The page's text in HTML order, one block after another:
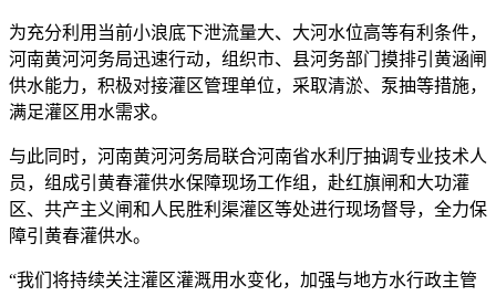
为充分利用当前小浪底下泄流量大、大河水位高等有利条件，
河南黄河河务局迅速行动，组织市、县河务部门摸排引黄涵闸
供水能力，积极对接灌区管理单位，采取清淤、泵抽等措施，
满足灌区用水需求。
与此同时，河南黄河河务局联合河南省水利厅抽调专业技术人
员，组成引黄春灌供水保障现场工作组，赴红旗闸和大功灌
区、共产主义闸和人民胜利渠灌区等处进行现场督导，全力保
障引黄春灌供水。
“我们将持续关注灌区灌溉用水变化，加强与地方水行政主管